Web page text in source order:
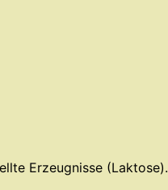
Erzeugnisse (Laktose).